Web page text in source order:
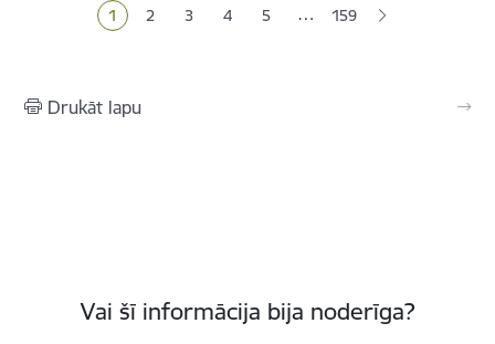
Pašreizējā lapa
1 Lapa
2 Lapa
3 Lapa
4 Lapa
5 … 159
Drukāt lapu
Vai šī informācija bija noderīga?